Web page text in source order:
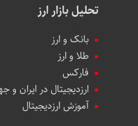
تحلیل بازار ارز
بانک و ارز
طلا و ارز
فارکس
ارزدیجیتال در ایران و
آموزش ارزدیجیتال